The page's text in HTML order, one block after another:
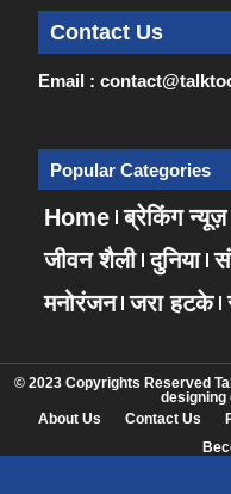
Contact Us
Email :
Popular Categories
Home ब्रेकिंग न्यूज़
जीवन शैली दुनिया
मनोरंजन जरा हटके
© 2023 Copyrights Reserved
designing
About Us
Contact Us